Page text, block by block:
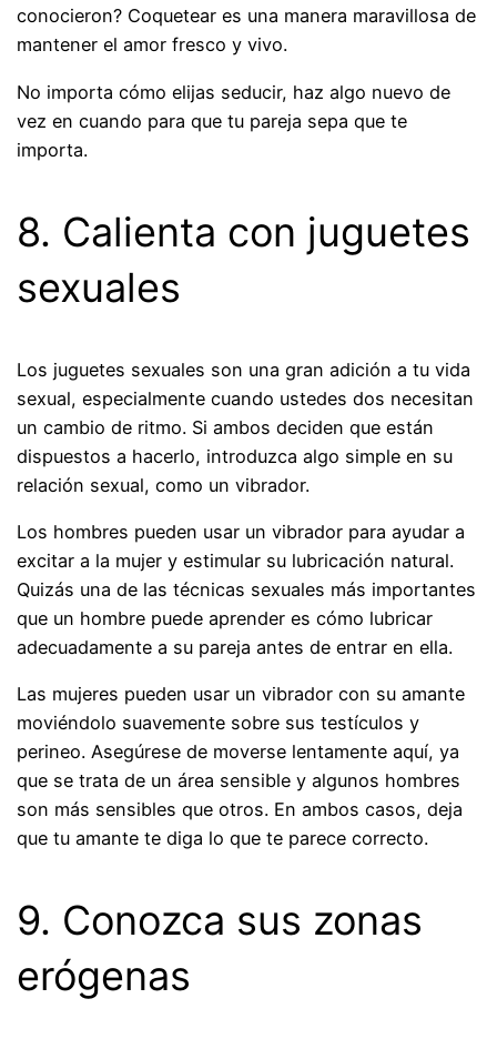
conocieron? Coquetear es una manera maravillosa de
mantener el amor fresco y vivo.
No importa cómo elijas seducir, haz algo nuevo de
vez en cuando para que tu pareja sepa que te
importa.
8. Calienta con juguetes
sexuales
Los juguetes sexuales son una gran adición a tu vida
sexual, especialmente cuando ustedes dos necesitan
un cambio de ritmo. Si ambos deciden que están
dispuestos a hacerlo, introduzca algo simple en su
relación sexual, como un vibrador.
Los hombres pueden usar un vibrador para ayudar a
excitar a la mujer y estimular su lubricación natural.
Quizás una de las técnicas sexuales más importantes
que un hombre puede aprender es cómo lubricar
adecuadamente a su pareja antes de entrar en ella.
Las mujeres pueden usar un vibrador con su amante
moviéndolo suavemente sobre sus testículos y
perineo. Asegúrese de moverse lentamente aquí, ya
que se trata de un área sensible y algunos hombres
son más sensibles que otros. En ambos casos, deja
que tu amante te diga lo que te parece correcto.
9. Conozca sus zonas
erógenas